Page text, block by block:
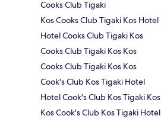
Cooks Club Tigaki
Kos Cooks Club Tigaki Kos Hotel
Hotel Cooks Club Tigaki Kos
Cooks Club Tigaki Kos Kos
Cooks Club Tigaki Kos Kos
Cook's Club Kos Tigaki Hotel
Hotel Cook's Club Kos Tigaki Kos
Kos Cook's Club Kos Tigaki Hotel